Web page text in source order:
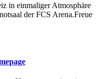
in einmaliger Atmosphäre
der FCS Arena.Freue